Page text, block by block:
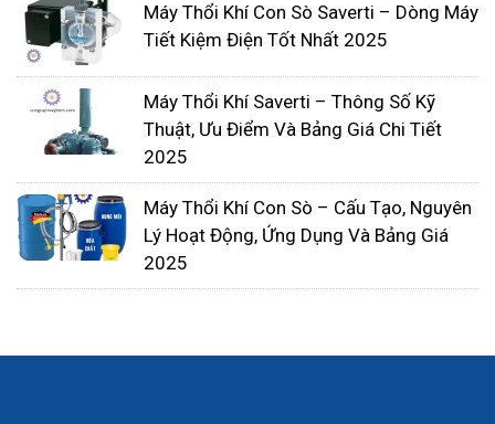
Máy Thổi Khí Con Sò Saverti – Dòng Máy
Tiết Kiệm Điện Tốt Nhất 2025
Máy Thổi Khí Saverti – Thông Số Kỹ
Thuật, Ưu Điểm Và Bảng Giá Chi Tiết
2025
Máy Thổi Khí Con Sò – Cấu Tạo, Nguyên
Lý Hoạt Động, Ứng Dụng Và Bảng Giá
2025